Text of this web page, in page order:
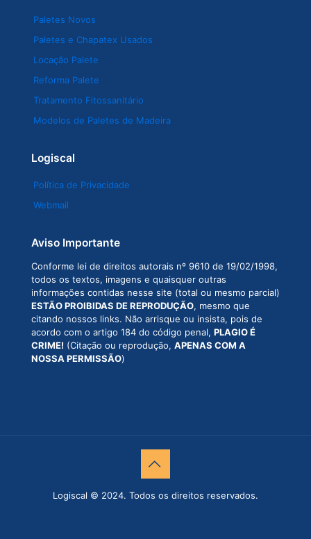
Paletes Novos
Paletes e Chapatex Usados
Locação Palete
Reforma Palete
Tratamento Fitossanitário
Modelos de Paletes de Madeira
Logiscal
Política de Privacidade
Webmail
Aviso Importante
Conforme lei de direitos autorais nº 9610 de 19/02/1998,
todos os textos, imagens e quaisquer outras
informações contidas nesse site (total ou mesmo parcial)
ESTÃO PROIBIDAS DE REPRODUÇÃO, mesmo que
citando nossos links. Não arrisque ou insista, pois de
acordo com o artigo 184 do código penal, PLAGIO É
CRIME! (Citação ou reprodução, APENAS COM A
NOSSA PERMISSÃO)
Logiscal © 2024. Todos os direitos reservados.